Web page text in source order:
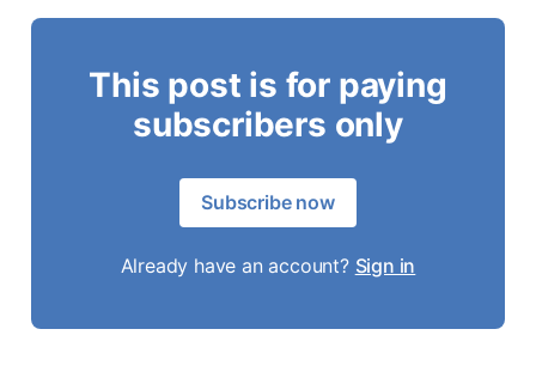
This post is for paying
subscribers only
Subscribe now
Already have an account? Sign in